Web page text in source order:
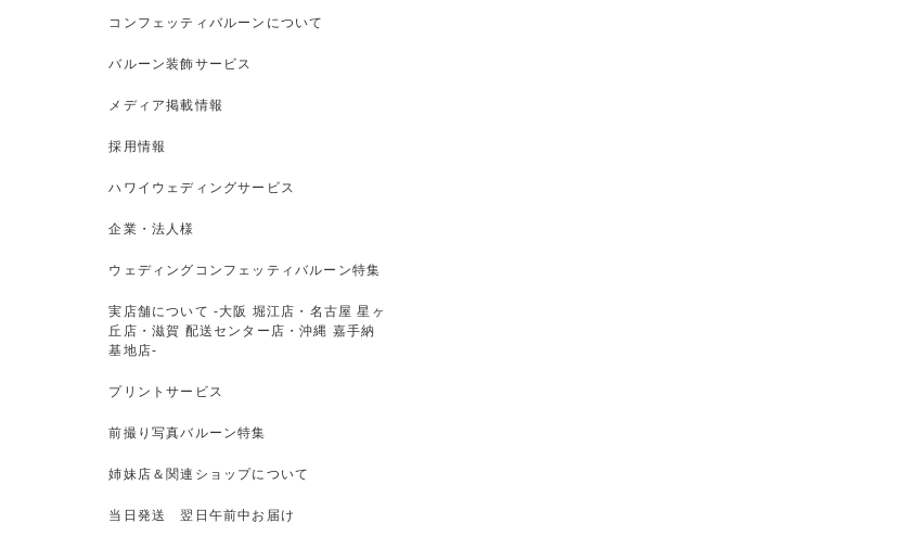
コンフェッティバルーンについて
バルーン装飾サービス
メディア掲載情報
採用情報
ハワイウェディングサービス
企業・法人様
ウェディングコンフェッティバルーン特集
実店舗について -大阪 堀江店・名古屋 星ヶ
丘店・滋賀 配送センター店・沖縄 嘉手納
基地店-
プリントサービス
前撮り写真バルーン特集
姉妹店＆関連ショップについて
当日発送 翌日午前中お届け